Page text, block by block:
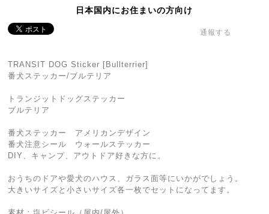
日本国内にお住まいの方向け
通報する
TRANSIT DOG Sticker [Bullterrier]
番犬ステッカー/ブルテリア
トランジットドッグステッカー
ブルテリア
番犬ステッカー アメリカンデザイン
番犬注意シール ウォールステッカー
DIY、キャンプ、アウトドア好きな方に。
おうちのドアや愛犬のハウス、ガラス面等にいかがでしょう。
大きいサイズと小さいサイズ各一枚でセットになってます。